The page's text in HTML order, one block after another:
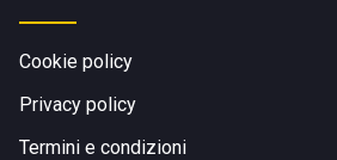
Cookie policy
Privacy policy
Termini e condizioni